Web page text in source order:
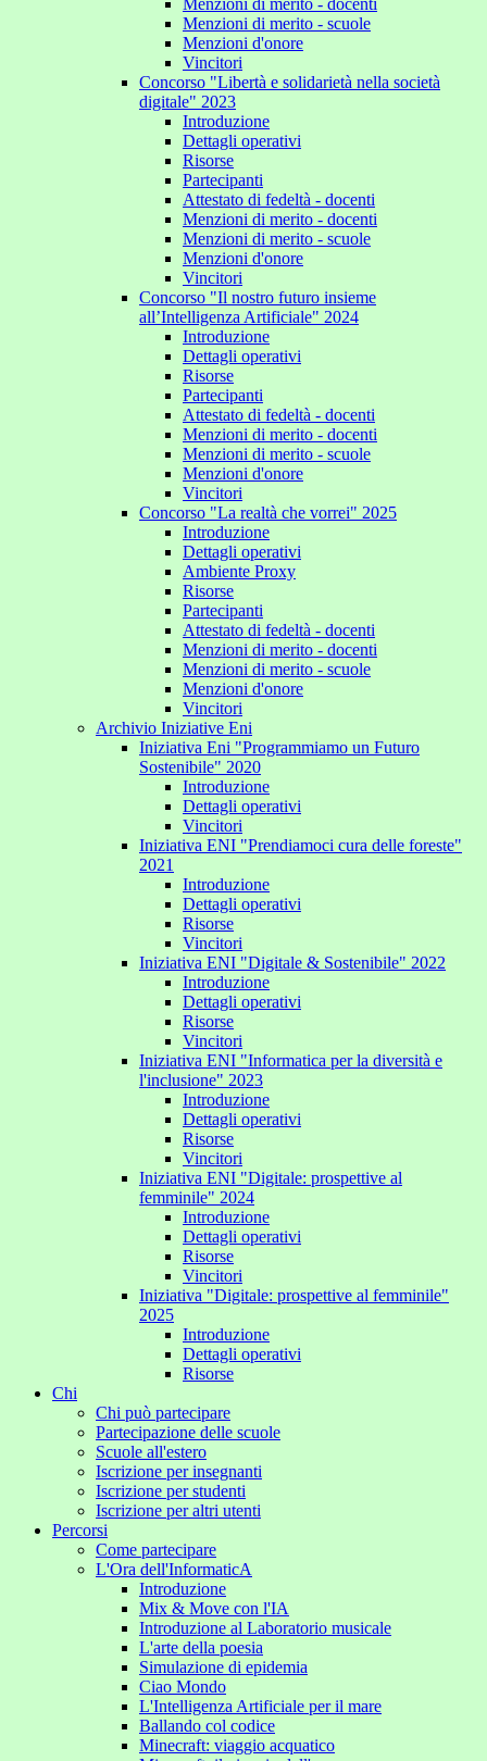
Menzioni di merito - docenti
Menzioni di merito - scuole
Menzioni d'onore
Vincitori
Concorso "Libertà e solidarietà nella società
digitale" 2023
Introduzione
Dettagli operativi
Risorse
Partecipanti
Attestato di fedeltà - docenti
Menzioni di merito - docenti
Menzioni di merito - scuole
Menzioni d'onore
Vincitori
Concorso "Il nostro futuro insieme
all’Intelligenza Artificiale" 2024
Introduzione
Dettagli operativi
Risorse
Partecipanti
Attestato di fedeltà - docenti
Menzioni di merito - docenti
Menzioni di merito - scuole
Menzioni d'onore
Vincitori
Concorso "La realtà che vorrei" 2025
Introduzione
Dettagli operativi
Ambiente Proxy
Risorse
Partecipanti
Attestato di fedeltà - docenti
Menzioni di merito - docenti
Menzioni di merito - scuole
Menzioni d'onore
Vincitori
Archivio Iniziative Eni
Iniziativa Eni "Programmiamo un Futuro
Sostenibile" 2020
Introduzione
Dettagli operativi
Vincitori
Iniziativa ENI "Prendiamoci cura delle foreste"
2021
Introduzione
Dettagli operativi
Risorse
Vincitori
Iniziativa ENI "Digitale & Sostenibile" 2022
Introduzione
Dettagli operativi
Risorse
Vincitori
Iniziativa ENI "Informatica per la diversità e
l'inclusione" 2023
Introduzione
Dettagli operativi
Risorse
Vincitori
Iniziativa ENI "Digitale: prospettive al
femminile" 2024
Introduzione
Dettagli operativi
Risorse
Vincitori
Iniziativa "Digitale: prospettive al femminile"
2025
Introduzione
Dettagli operativi
Risorse
Chi
Chi può partecipare
Partecipazione delle scuole
Scuole all'estero
Iscrizione per insegnanti
Iscrizione per studenti
Iscrizione per altri utenti
Percorsi
Come partecipare
L'Ora dell'InformaticA
Introduzione
Mix & Move con l'IA
Introduzione al Laboratorio musicale
L'arte della poesia
Simulazione di epidemia
Ciao Mondo
L'Intelligenza Artificiale per il mare
Ballando col codice
Minecraft: viaggio acquatico